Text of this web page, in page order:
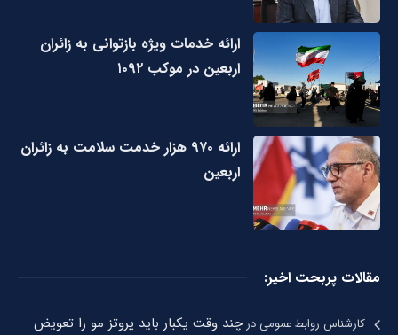
ارائه خدمات ویژه بازتوانی به زائران
اربعین در موکب ۱۰۹۲
ارائه ۹۷۰ هزار خدمت سلامت به زائران
اربعین
مقالات پربحت اخیر:
کارشناس روابط عمومیدرچند وقت یکبار باید پروتز مو را تعویض